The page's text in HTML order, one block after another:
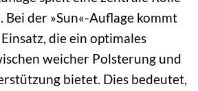
Bei der »Sun«-Auflage kommt
die ein optimales
weicher Polsterung und
bietet. Dies bedeutet,